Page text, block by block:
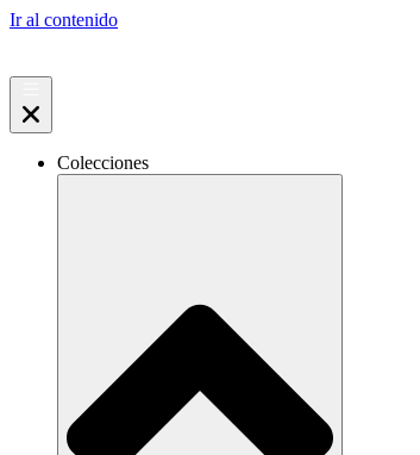
Ir al contenido
Colecciones